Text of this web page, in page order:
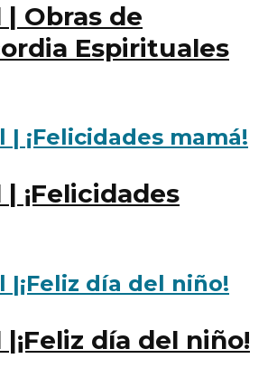
Obras de
Espirituales
¡Felicidades
día del niño!